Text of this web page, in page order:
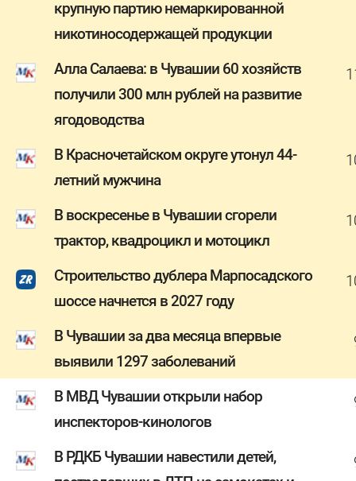
крупную партию немаркированной
никотиносодержащей продукции
Алла Салаева: в Чувашии 60 хозяйств
получили 300 млн рублей на развитие
ягодоводства
В Красночетайском округе утонул 44-
летний мужчина
В воскресенье в Чувашии сгорели
трактор, квадроцикл и мотоцикл
Строительство дублера Марпосадского
шоссе начнется в 2027 году
В Чувашии за два месяца впервые
выявили 1297 заболеваний
В МВД Чувашии открыли набор
инспекторов-кинологов
В РДКБ Чувашии навестили детей,